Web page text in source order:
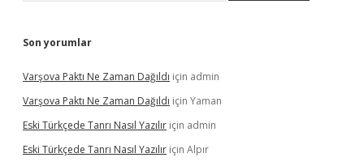
Son yorumlar
Varşova Paktı Ne Zaman Dağıldı için admin
Varşova Paktı Ne Zaman Dağıldı için Yaman
Eski Türkçede Tanrı Nasıl Yazılır için admin
Eski Türkçede Tanrı Nasıl Yazılır için Alpır